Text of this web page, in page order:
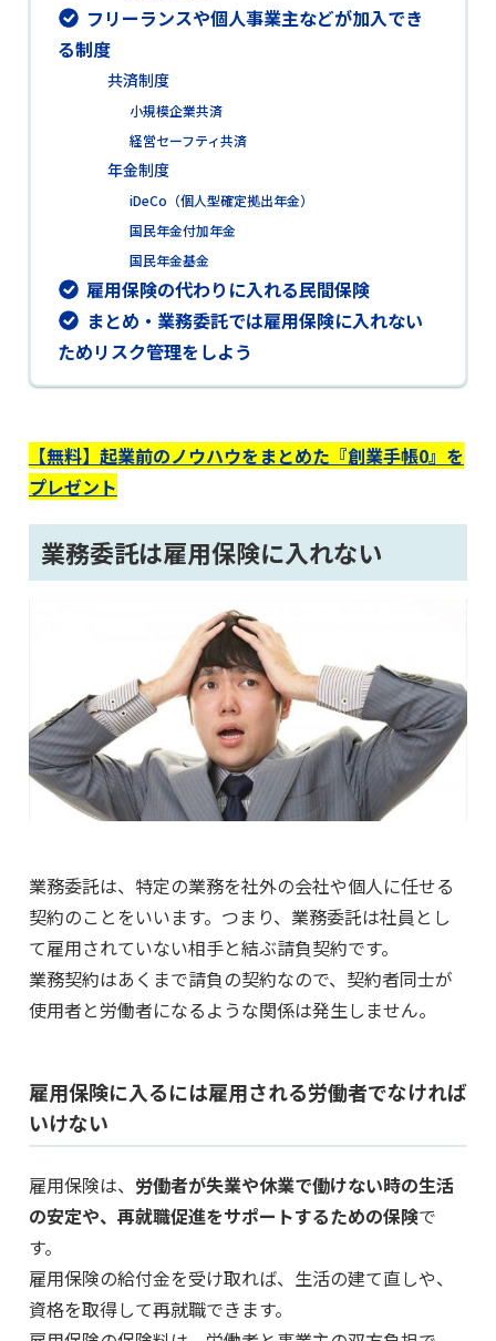
フリーランスや個人事業主などが加入でき
る制度
共済制度
小規模企業共済
経営セーフティ共済
年金制度
iDeCo（個人型確定拠出年金）
国民年金付加年金
国民年金基金
雇用保険の代わりに入れる民間保険
まとめ・業務委託では雇用保険に入れない
ためリスク管理をしよう
【無料】起業前のノウハウをまとめた『創業手帳0』を
プレゼント
業務委託は雇用保険に入れない
業務委託は、特定の業務を社外の会社や個人に任せる
契約のことをいいます。つまり、業務委託は社員とし
て雇用されていない相手と結ぶ請負契約です。
業務契約はあくまで請負の契約なので、契約者同士が
使用者と労働者になるような関係は発生しません。
雇用保険に入るには雇用される労働者でなければ
いけない
雇用保険は、 労働者が失業や休業で働けない時の生活
の安定や、再就職促進をサポートするための保険で
す。
雇用保険の給付金を受け取れば、生活の建て直しや、
資格を取得して再就職できます。